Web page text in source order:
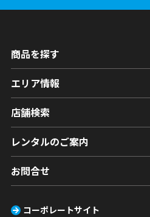
商品を探す
エリア情報
店舗検索
レンタルのご案内
お問合せ
コーポレートサイト